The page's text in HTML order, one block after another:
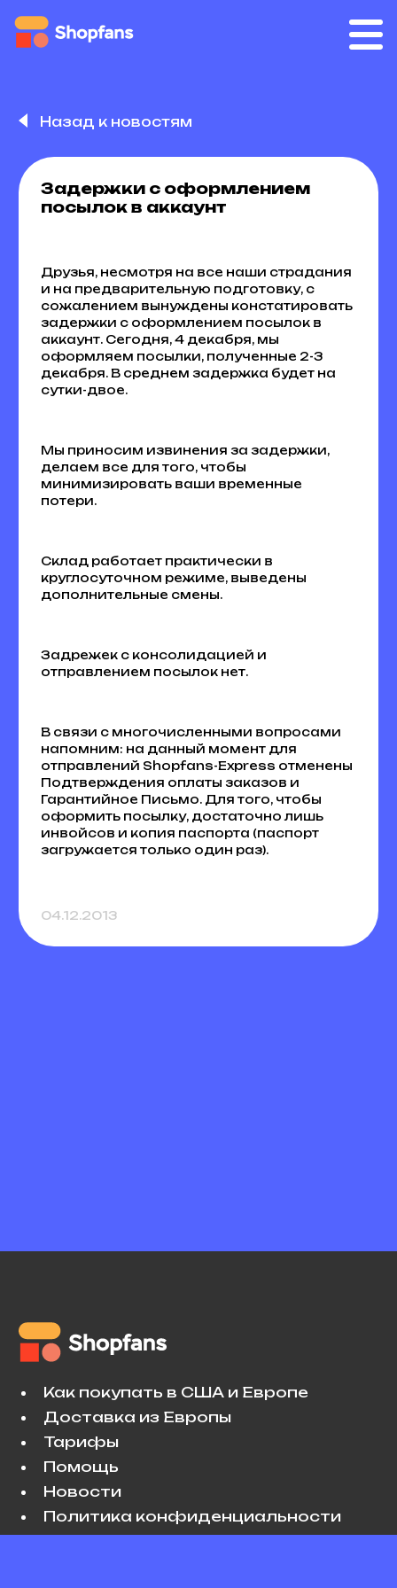
Назад к новостям
Задержки с оформлением
посылок в аккаунт
Друзья, несмотря на все наши страдания
и на предварительную подготовку, с
сожалением вынуждены констатировать
задержки с оформлением посылок в
аккаунт. Сегодня, 4 декабря, мы
оформляем посылки, полученные 2-3
декабря. В среднем задержка будет на
сутки-двое.
Мы приносим извинения за задержки,
делаем все для того, чтобы
минимизировать ваши временные
потери.
Склад работает практически в
круглосуточном режиме, выведены
дополнительные смены.
Задрежек с консолидацией и
отправлением посылок нет.
В связи с многочисленными вопросами
напомним: на данный момент для
отправлений Shopfans-Express отменены
Подтверждения оплаты заказов и
Гарантийное Письмо. Для того, чтобы
оформить посылку, достаточно лишь
инвойсов и копия паспорта (паспорт
загружается только один раз).
04.12.2013
Как покупать в США и Европе
Доставка из Европы
Тарифы
Помощь
Новости
Политика конфиденциальности